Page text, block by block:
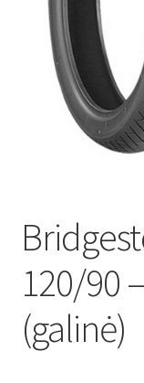
120/90
(galinė)